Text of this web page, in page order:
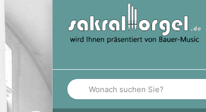
Geben Sie einen Suchbegriff ein.